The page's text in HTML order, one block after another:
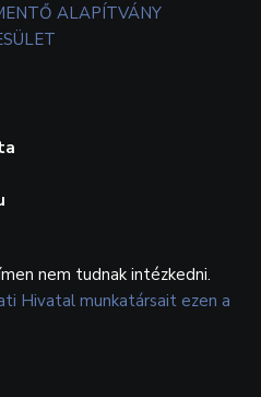
ALAPÍTVÁNY
nem tudnak intézkedni.
Hivatal munkatársait ezen a